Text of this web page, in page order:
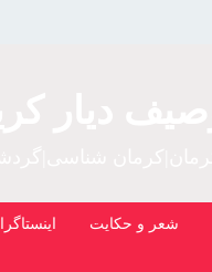
شعر و حکایت